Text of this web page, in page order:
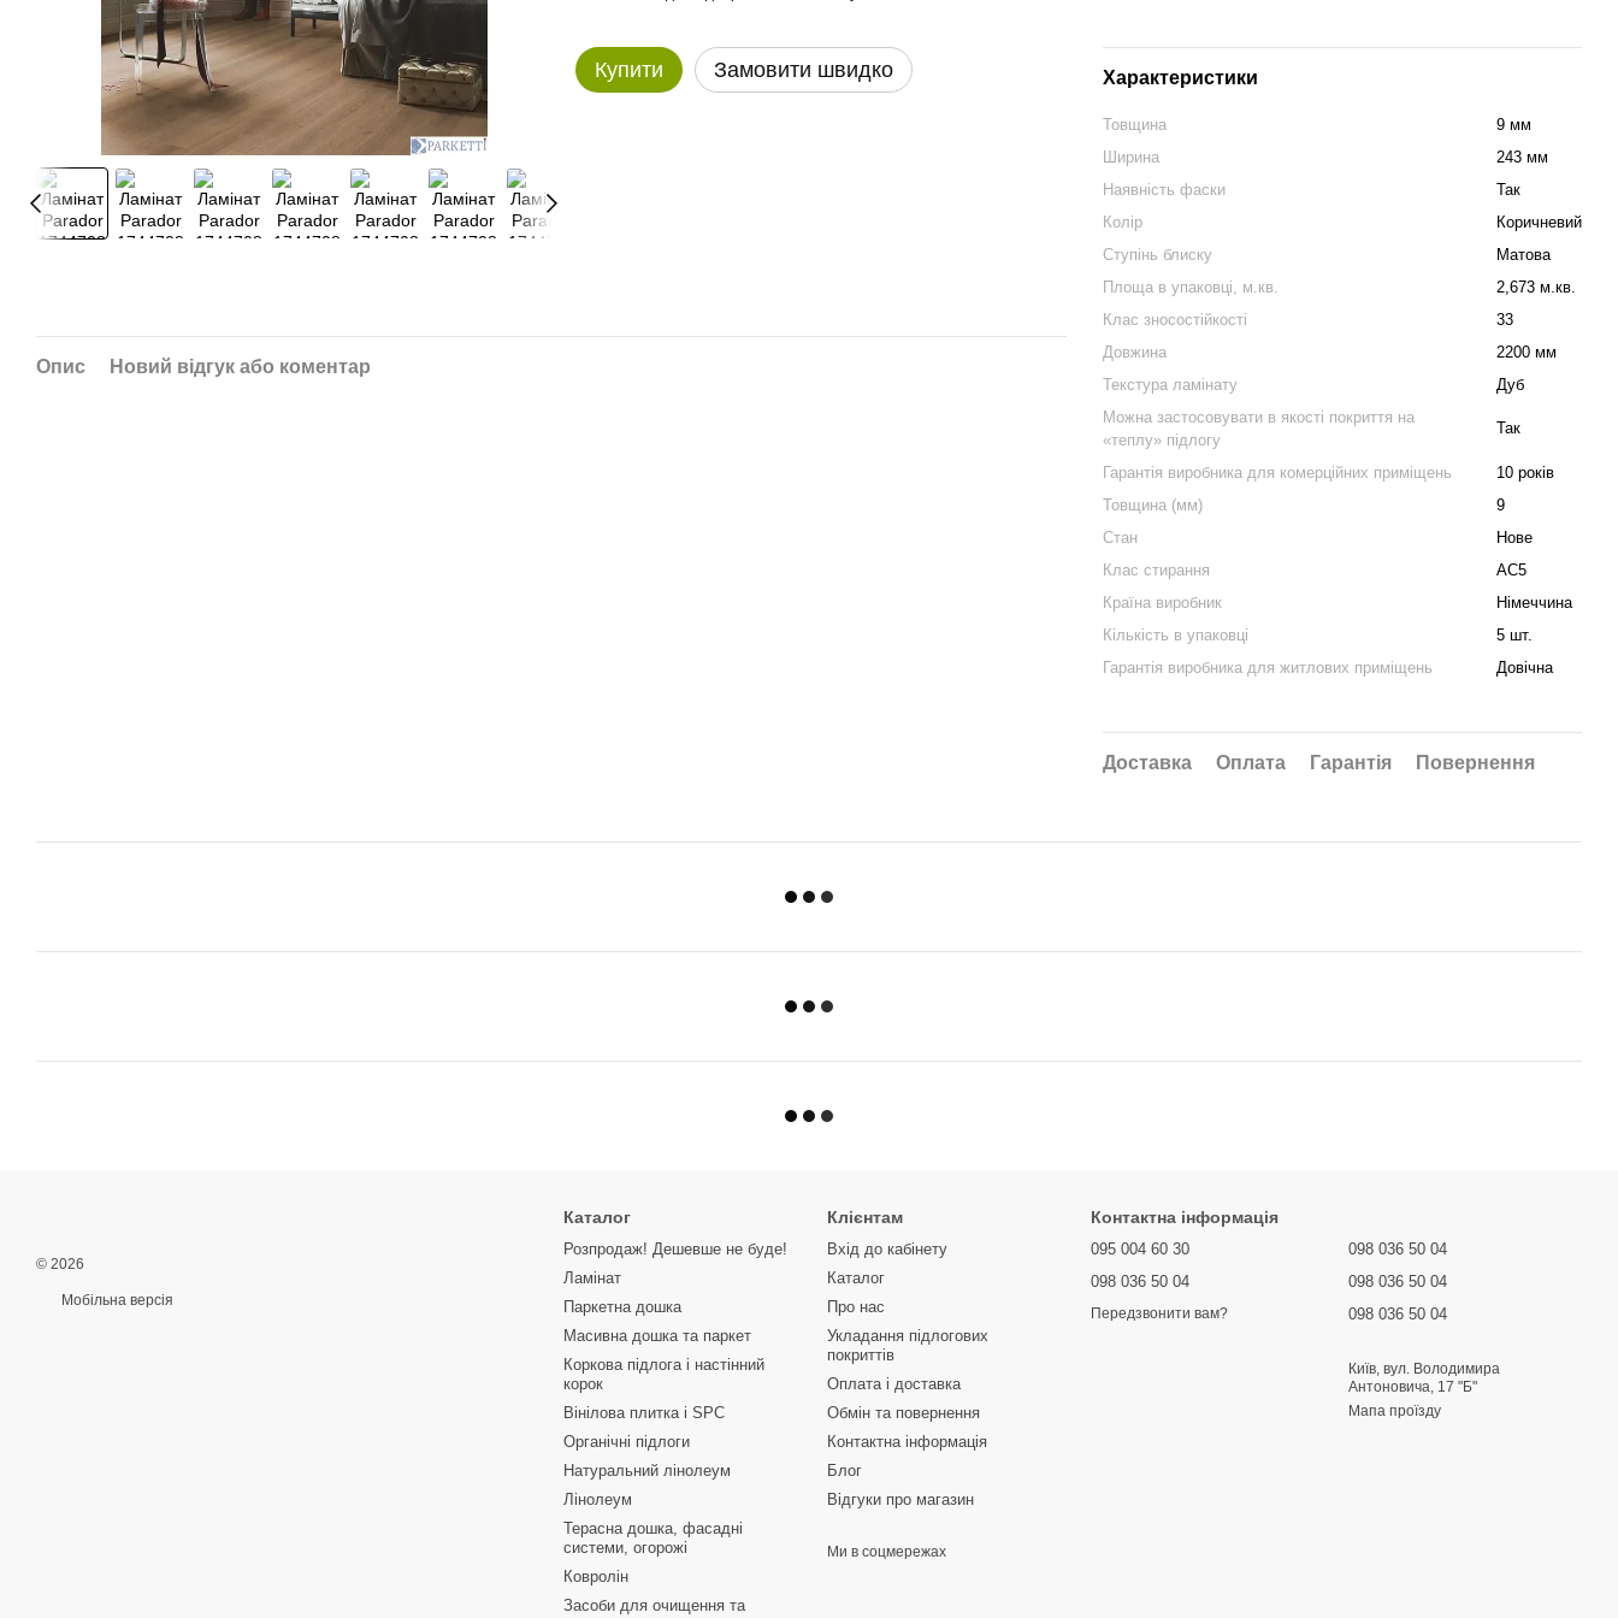
Купити Замовити швидко Характеристики
Товщина
9 мм
Ширина
243 мм
Наявність фаски
Так
Колір
Коричневий
Ступінь блиску
Матова
Площа в упаковці, м.кв.
2,673 м.кв.
Клас зносостійкості
33
Довжина
2200 мм
Текстура ламінату
Дуб
Можна застосовувати в якості покриття на
«теплу» підлогу
Так
Гарантія виробника для комерційних приміщень
10 років
Товщина (мм)
9
Стан
Нове
Клас стирання
АС5
Країна виробник
Німеччина
Кількість в упаковці
5 шт.
Гарантія виробника для житлових приміщень
Довічна
Доставка Оплата Гарантія Повернення
Опис Новий відгук або коментар
© 2026
Мобільна версія
Каталог
Розпродаж! Дешевше не буде!
Ламінат
Паркетна дошка
Масивна дошка та паркет
Коркова підлога і настінний
корок
Вінілова плитка і SPC
Органічні підлоги
Натуральний лінолеум
Лінолеум
Терасна дошка, фасадні
системи, огорожі
Ковролін
Засоби для очищення та
Клієнтам
Вхід до кабінету
Каталог
Про нас
Укладання підлогових
покриттів
Оплата і доставка
Обмін та повернення
Контактна інформація
Блог
Відгуки про магазин
Ми в соцмережах
Контактна інформація
095 004 60 30
098 036 50 04
Передзвонити вам?
098 036 50 04
098 036 50 04
098 036 50 04
Київ, вул. Володимира
Антоновича, 17 "Б"
Мапа проїзду